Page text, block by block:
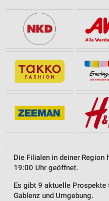
Die Filialen in deiner Region
19:00 Uhr geöffnet.
Es gibt 9 aktuelle
Gablenz und Umgebung.